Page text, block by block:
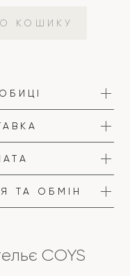
КОШИКУ
ТА ОБМІН
COYS